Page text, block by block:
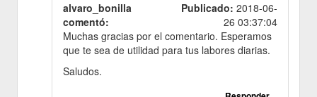
alvaro_bonilla
comentó:
Publicado: 2018-06-
26 03:37:04
Muchas gracias por el comentario. Esperamos
que te sea de utilidad para tus labores diarias.
Saludos.